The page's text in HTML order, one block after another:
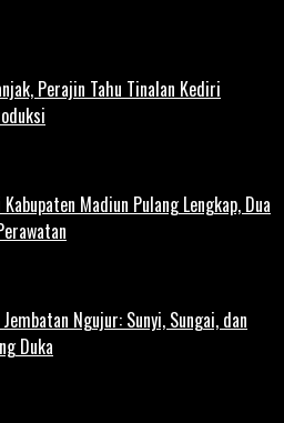
Perajin Tahu Tinalan Kediri
Madiun Pulang Lengkap, Dua
Ngujur: Sunyi, Sungai, dan
Duka